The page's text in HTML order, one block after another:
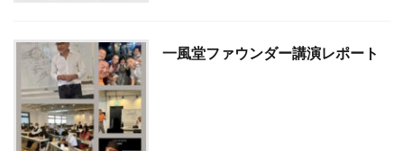
一風堂ファウンダー講演レポート